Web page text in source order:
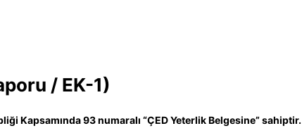
/ EK-1)
Kapsamında 93 numaralı “ÇED Yeterlik Belgesine” sahiptir.